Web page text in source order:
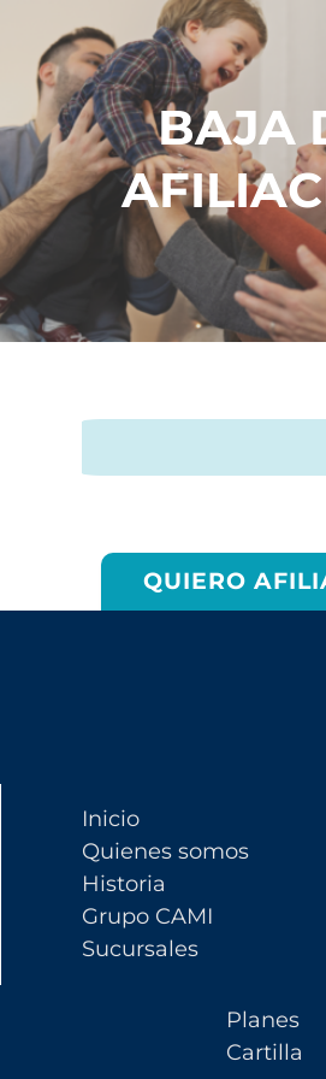
BAJA
QUIERO
Inicio
Quienes somos
Historia
Grupo CAMI
Sucursales
Planes
Cartilla